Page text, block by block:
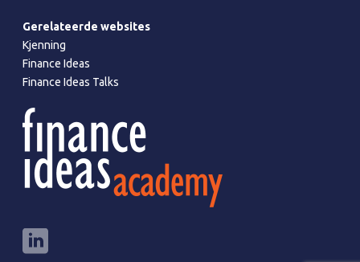
Gerelateerde websites
Kjenning
Finance Ideas
Finance Ideas Talks